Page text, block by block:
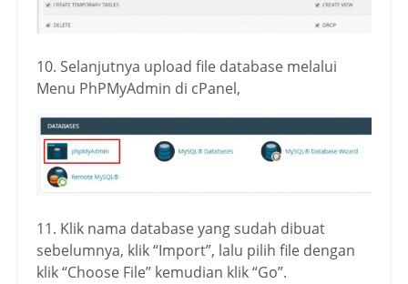
10. Selanjutnya upload file database melalui
Menu PhPMyAdmin di cPanel,
11. Klik nama database yang sudah dibuat
sebelumnya, klik “Import”, lalu pilih file dengan
klik “Choose File” kemudian klik “Go”.